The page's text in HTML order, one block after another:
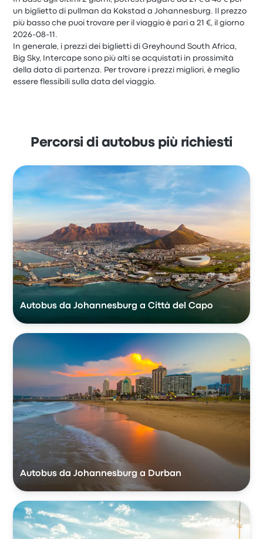
un biglietto di pullman da Kokstad a Johannesburg. Il prezzo
più basso che puoi trovare per il viaggio è pari a 21 €, il giorno
2026-08-11.
In generale, i prezzi dei biglietti di Greyhound South Africa,
Big Sky, Intercape sono più alti se acquistati in prossimità
della data di partenza. Per trovare i prezzi migliori, è meglio
essere flessibili sulla data del viaggio.
Percorsi di autobus più richiesti
Autobus da Johannesburg a Città del Capo
Autobus da Johannesburg a Durban